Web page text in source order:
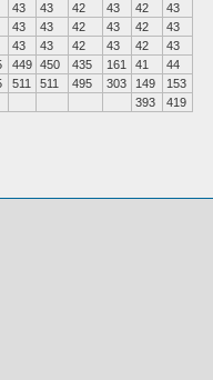
43 43 42 43 42
43
43 43 42 43 42
43
43 43 42 43 42
43
449 450 435 161 41
44
511 511 495 303 149
153
393 419